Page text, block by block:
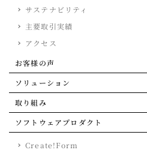
サステナビリティ
主要取引実績
アクセス
お客様の声
ソリューション
取り組み
ソフトウェアプロダクト
Create!Form